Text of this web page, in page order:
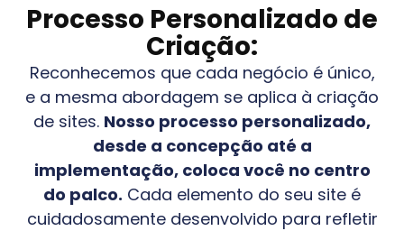
Processo Personalizado de
Criação:
Reconhecemos que cada negócio é único,
e a mesma abordagem se aplica à criação
de sites. Nosso processo personalizado,
desde a concepção até a
implementação, coloca você no centro
do palco. Cada elemento do seu site é
cuidadosamente desenvolvido para refletir